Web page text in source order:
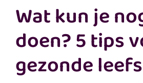
Wat kun je
doen? 5 tips
gezonde